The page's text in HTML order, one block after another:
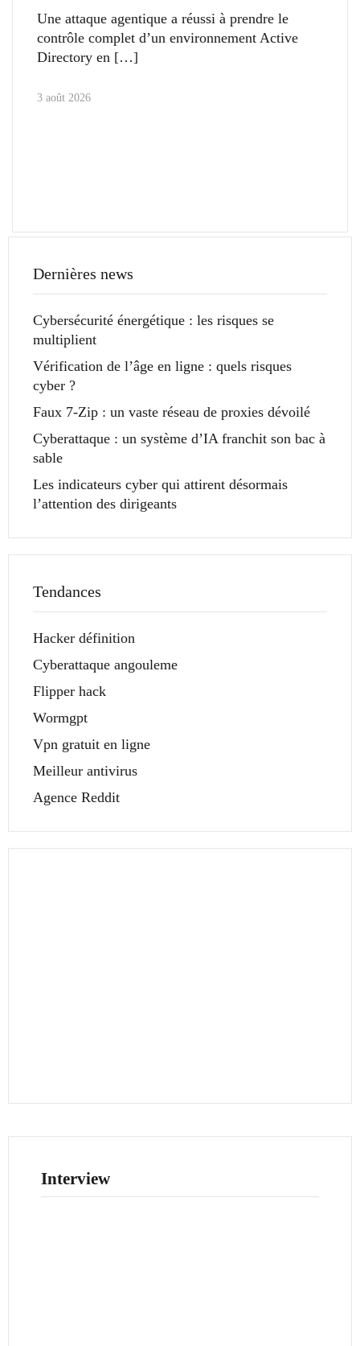
Une attaque agentique a réussi à prendre le
contrôle complet d’un environnement Active
Directory en
3 août 2026
Dernières news
Cybersécurité énergétique : les risques se
multiplient
Vérification de l’âge en ligne : quels risques
cyber ?
Faux 7-Zip : un vaste réseau de proxies dévoilé
Cyberattaque : un système d’IA franchit son bac à
sable
Les indicateurs cyber qui attirent désormais
l’attention des dirigeants
Tendances
Hacker définition
Cyberattaque angouleme
Flipper hack
Wormgpt
Vpn gratuit en ligne
Meilleur antivirus
Agence Reddit
Interview